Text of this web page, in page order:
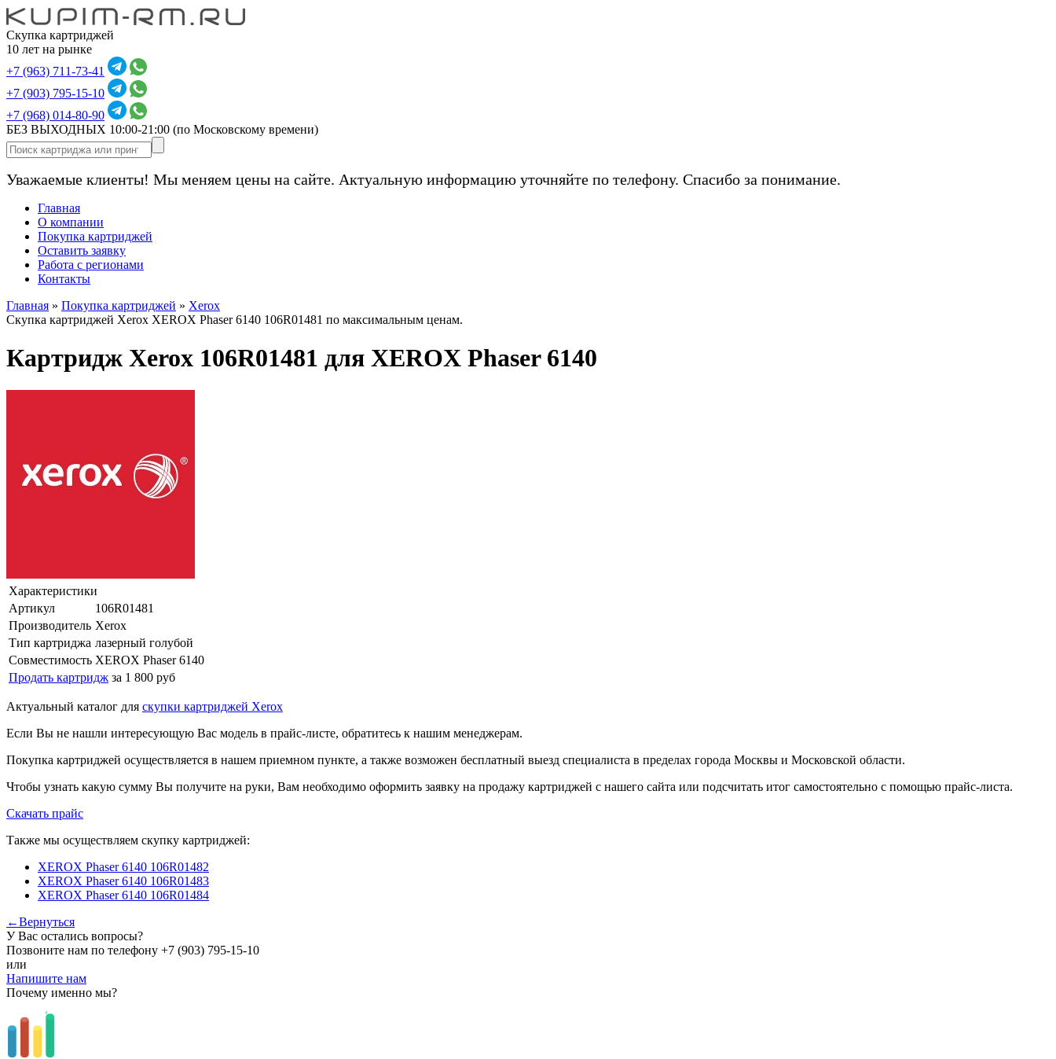
Скупка картриджей
10 лет на рынке
+7 (963) 711-73-41
+7 (903) 795-15-10
+7 (968) 014-80-90
БЕЗ ВЫХОДНЫХ 10:00-21:00 (по Московскому времени)
Уважаемые клиенты! Мы меняем цены на сайте. Актуальную информацию уточняйте по телефону. Спасибо за понимание.
Главная
О компании
Покупка картриджей
Оставить заявку
Работа с регионами
Контакты
Главная » Покупка картриджей » Xerox
Скупка картриджей Xerox XEROX Phaser 6140 106R01481 по максимальным ценам.
Картридж Xerox 106R01481 для XEROX Phaser 6140
Характеристики
Артикул
106R01481
Производитель Xerox
Тип картриджа лазерный голубой
Совместимость XEROX Phaser 6140
Продать картридж за 1 800 руб
Актуальный каталог для скупки картриджей Xerox
Если Вы не нашли интересующую Вас модель в прайс-листе, обратитесь к нашим менеджерам.
Покупка картриджей осуществляется в нашем приемном пункте, а также возможен бесплатный выезд специалиста в пределах города Москвы и Московской области.
Чтобы узнать какую сумму Вы получите на руки, Вам необходимо оформить заявку на продажу картриджей с нашего сайта или подсчитать итог самостоятельно с помощью прайс-листа.
Скачать прайс
Также мы осуществляем скупку картриджей:
XEROX Phaser 6140 106R01482
XEROX Phaser 6140 106R01483
XEROX Phaser 6140 106R01484
←Вернуться
У Вас остались вопросы?
Позвоните нам по телефону +7 (903) 795-15-10
или
Напишите нам
Почему именно мы?